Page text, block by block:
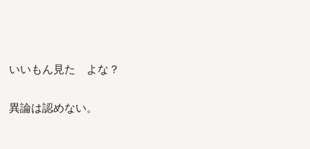
いいもん見た よな？
異論は認めない。